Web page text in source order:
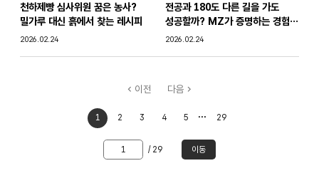
제약바이오 뿌리인 항공산업의 메카인 인천에서는 산업별 기업
특성에 맞는 인력 채용을 지원하는 등 전국 2개 지역에서 각자의
세계 맞는 직업 훈련과 구직활동 지원을 받을 수 있습니다.
지금 지역산업 특화 고용센터에서 당신의 커리어를
조립해보세요.
천하제빵 심사위원 꿈은 농사?
밀가루 대신 흙에서 찾는 레시피
작성일
2026.02.24
전공과 180도 다른 길을 가도
성공할까? MZ가 증명하는 경험의
연결
작성일
2026.02.24
이전
처음으로
1 2 3 4 5
마지막으로
29
다음
이동할
/ 29 이동